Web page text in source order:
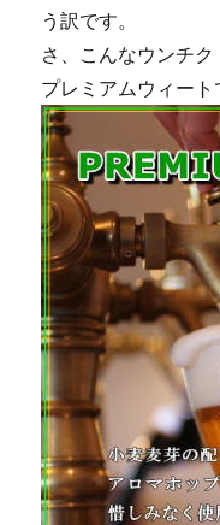
う訳です。
さ、こんなウンチク
プレミアムウィー